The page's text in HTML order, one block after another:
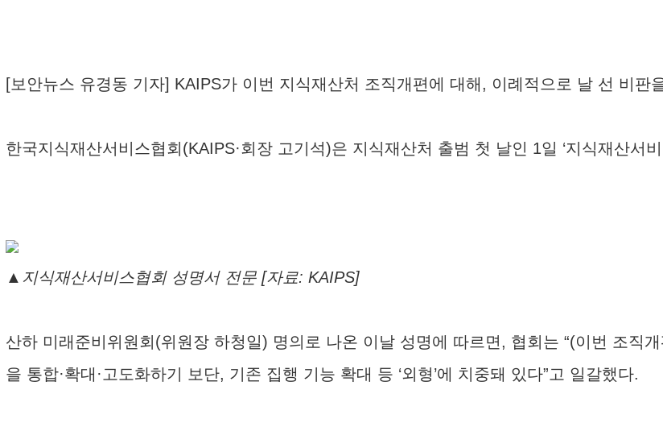
[보안뉴스 유경동 기자] KAIPS가 이번 지식재산처 조직개편에 대해, 이례적으로 날 선 비판
한국지식재산서비스협회(KAIPS·회장 고기석)은 지식재산처 출범 첫 날인 1일 ‘지식재산서
▲지식재산서비스협회 성명서 전문 [자료: KAIPS]
산하 미래준비위원회(위원장 하청일) 명의로 나온 이날 성명에 따르면, 협회는 “(이번 조직
을 통합·확대·고도화하기 보단, 기존 집행 기능 확대 등 ‘외형’에 치중돼 있다”고 일갈했다.